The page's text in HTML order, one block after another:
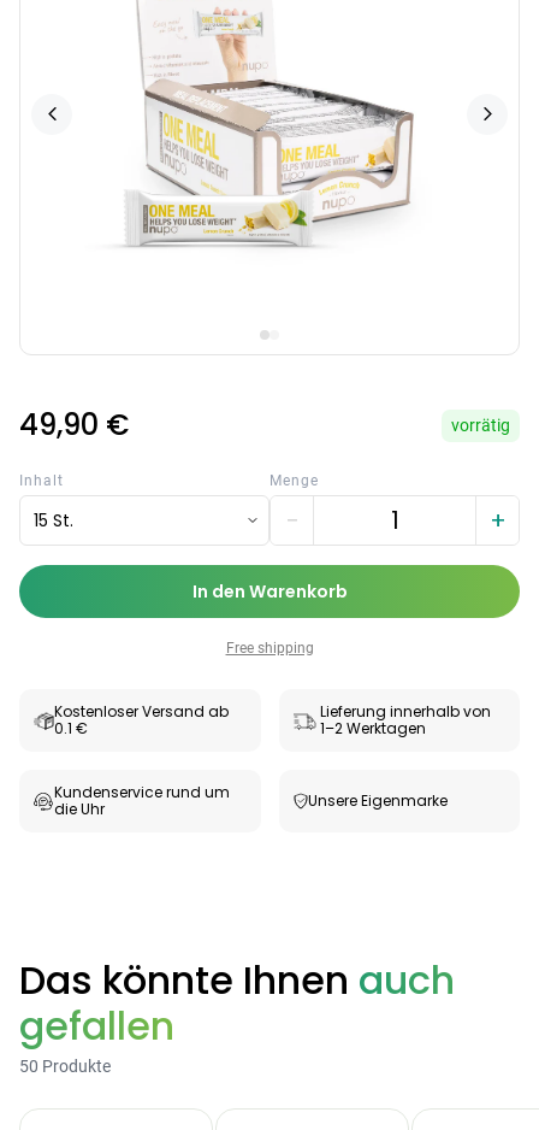
Testzentrum
Gesundheit
49,90 € vorrätig
Inhalt
15 St.
Menge
− +
In den Warenkorb
Free shipping
Kostenloser Versand ab
0.1 €
Lieferung innerhalb von
1–2 Werktagen
Kundenservice rund um
die Uhr
Unsere Eigenmarke
Das könnte Ihnen auch
gefallen
50 Produkte